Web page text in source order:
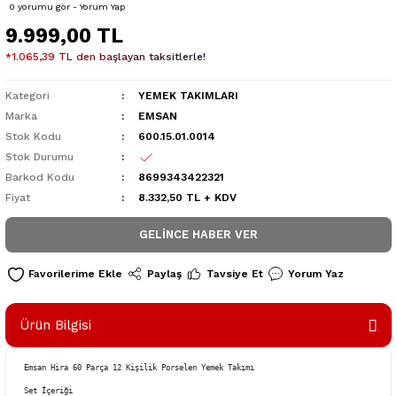
0 yorumu gör - Yorum Yap
9.999,00 TL
*1.065,39 TL den başlayan taksitlerle!
Kategori
YEMEK TAKIMLARI
Marka
EMSAN
Stok Kodu
600.15.01.0014
Stok Durumu
Barkod Kodu
8699343422321
Fiyat
8.332,50 TL + KDV
GELINCE HABER VER
Paylaş Tavsiye Et Yorum Yaz
Ürün Bilgisi
Emsan Hira 60 Parça 12 Kişilik Porselen Yemek Takımı
Set İçeriği